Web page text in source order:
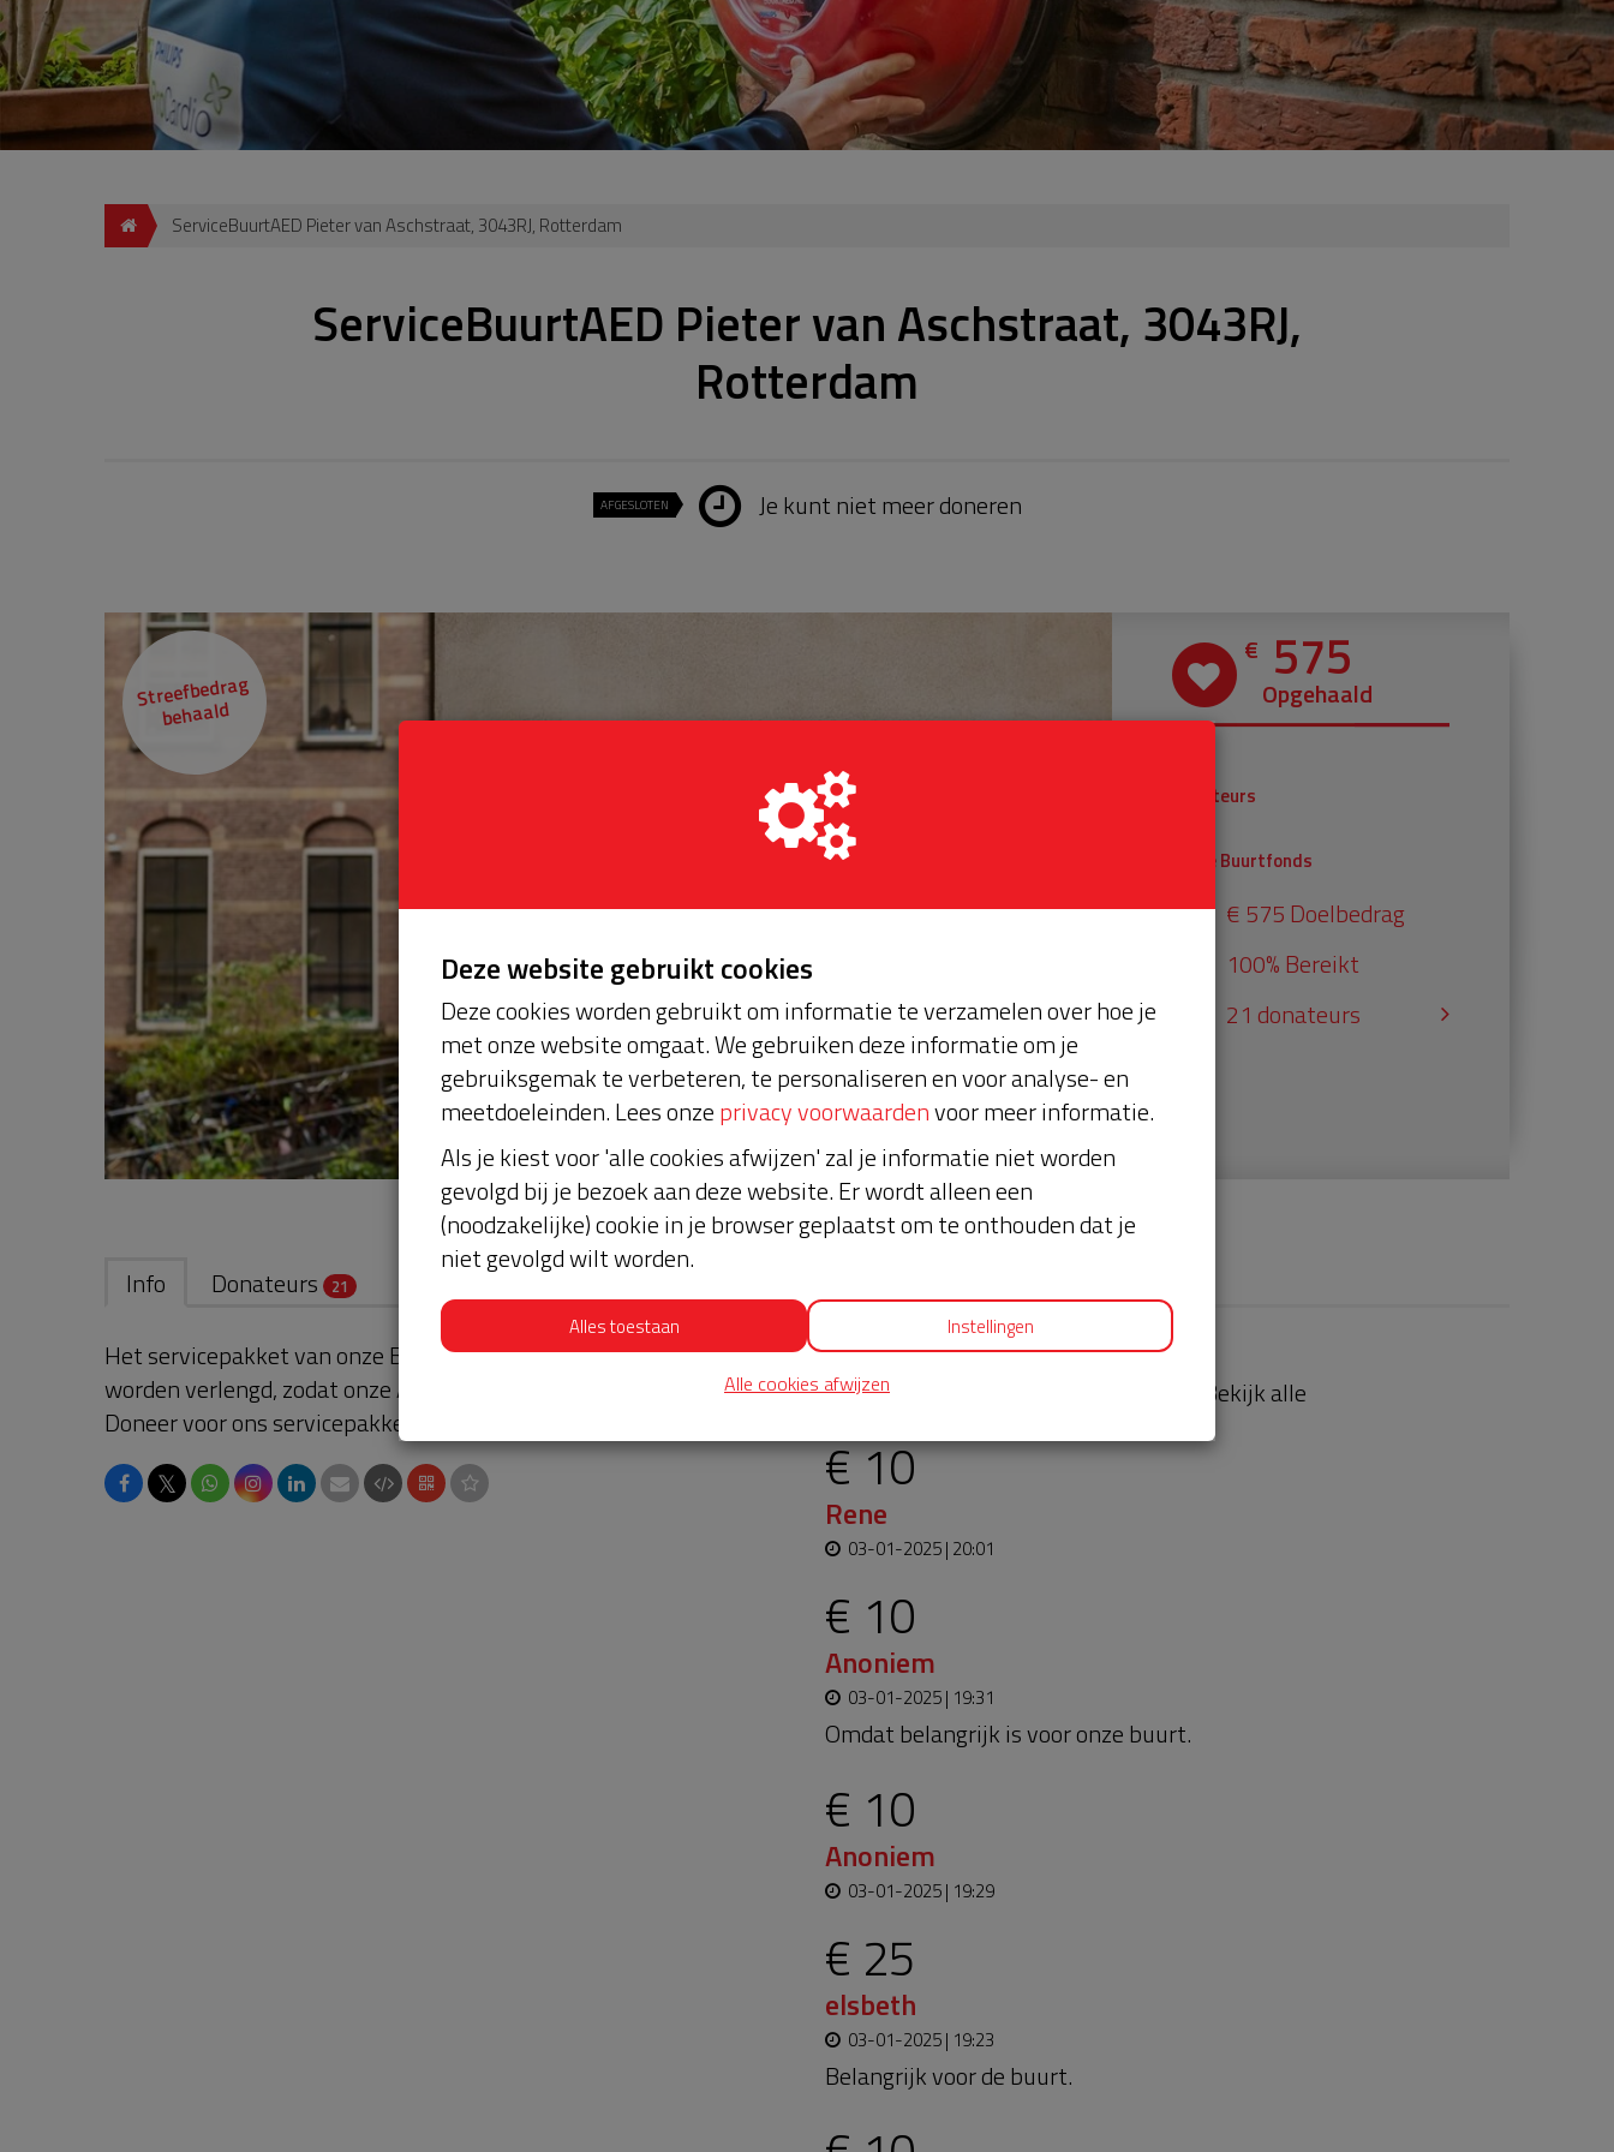
ServiceBuurtAED Pieter van Aschstraat, 3043RJ, Rotterdam
ServiceBuurtAED Pieter van Aschstraat, 3043RJ,
Rotterdam
AFGESLOTEN Je kunt niet meer doneren
Streefbedrag
behaald
€ 575
Opgehaald
Donateurs
Univé Buurtfonds
€ 575 Doelbedrag
100% Bereikt
21 donateurs
Info Donateurs 21
Het servicepakket van onze BuurtAED verloopt bijna en moet
worden verlengd, zodat onze AED gebruiksklaar blijft. Help je mee?
Doneer voor ons servicepakket!
𝕏
Laatste donaties Bekijk alle
€ 10
Rene
03-01-2025 | 20:01
€ 10
Anoniem
03-01-2025 | 19:31
Omdat belangrijk is voor onze buurt.
€ 10
Anoniem
03-01-2025 | 19:29
€ 25
elsbeth
03-01-2025 | 19:23
Belangrijk voor de buurt.
Deze website gebruikt cookies
Deze cookies worden gebruikt om informatie te verzamelen over hoe je
met onze website omgaat. We gebruiken deze informatie om je
gebruiksgemak te verbeteren, te personaliseren en voor analyse- en
meetdoeleinden. Lees onzeprivacy voorwaardenvoor meer informatie.
Als je kiest voor 'alle cookies afwijzen' zal je informatie niet worden
gevolgd bij je bezoek aan deze website. Er wordt alleen een
(noodzakelijke) cookie in je browser geplaatst om te onthouden dat je
niet gevolgd wilt worden.
Alles toestaan Instellingen
Alle cookies afwijzen